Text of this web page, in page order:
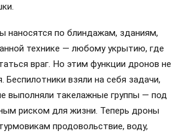
наносятся по блиндажам, зданиям,
технике — любому укрытию, где
враг. Но этим функции дронов не
Беспилотники взяли на себя задачи,
выполняли такелажные группы — под
риском для жизни. Теперь дроны
продовольствие, воду,